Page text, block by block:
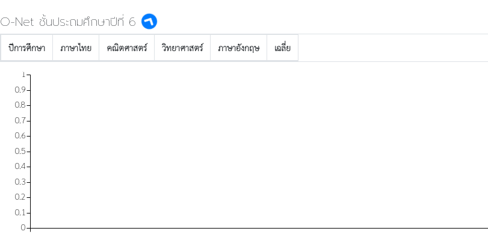
O-Net ชั้นประถมศึกษาปีที่ 6
ปีการศึกษา ภาษาไทย คณิตศาสตร์ วิทยาศาสตร์ ภาษาอังกฤษ เฉลี่ย
0
0.1
0.2
0.3
0.4
0.5
0.6
0.7
0.8
0.9
1